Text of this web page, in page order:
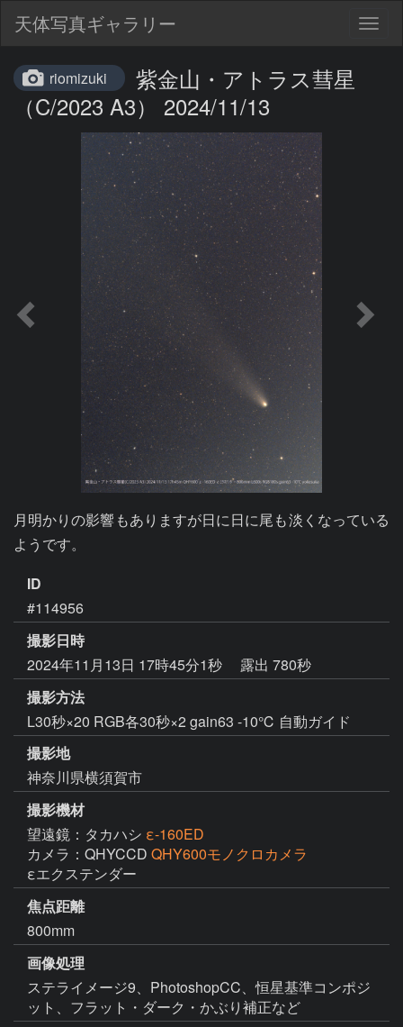
天体写真ギャラリー
riomizuki
紫金山・アトラス彗星
（C/2023 A3） 2024/11/13
月明かりの影響もありますが日に日に尾も淡くなっている
ようです。
ID
#114956
撮影日時
2024年11月13日 17時45分1秒
露出 780秒
撮影方法
L30秒×20 RGB各30秒×2 gain63 -10℃ 自動ガイド
撮影地
神奈川県横須賀市
撮影機材
望遠鏡：タカハシ ε-160ED
カメラ：QHYCCD QHY600モノクロカメラ
εエクステンダー
焦点距離
800mm
画像処理
ステライメージ9、PhotoshopCC、恒星基準コンポジ
ット、フラット・ダーク・かぶり補正など